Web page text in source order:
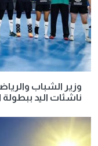
وزير الشباب
ناشئات اليد ببطولة